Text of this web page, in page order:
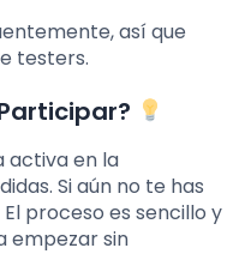
así que
testers.
activa en la
Si aún no te has
proceso es sencillo y
empezar sin